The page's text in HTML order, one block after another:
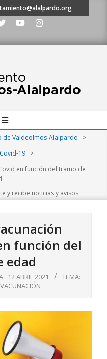
de Valdeolmos-Alalpardo
>
Covid-19
>
en función del tramo de
y recibe noticias y avisos
función del
edad
12 ABRIL 2021
TEMA:
VACUNACIÓN